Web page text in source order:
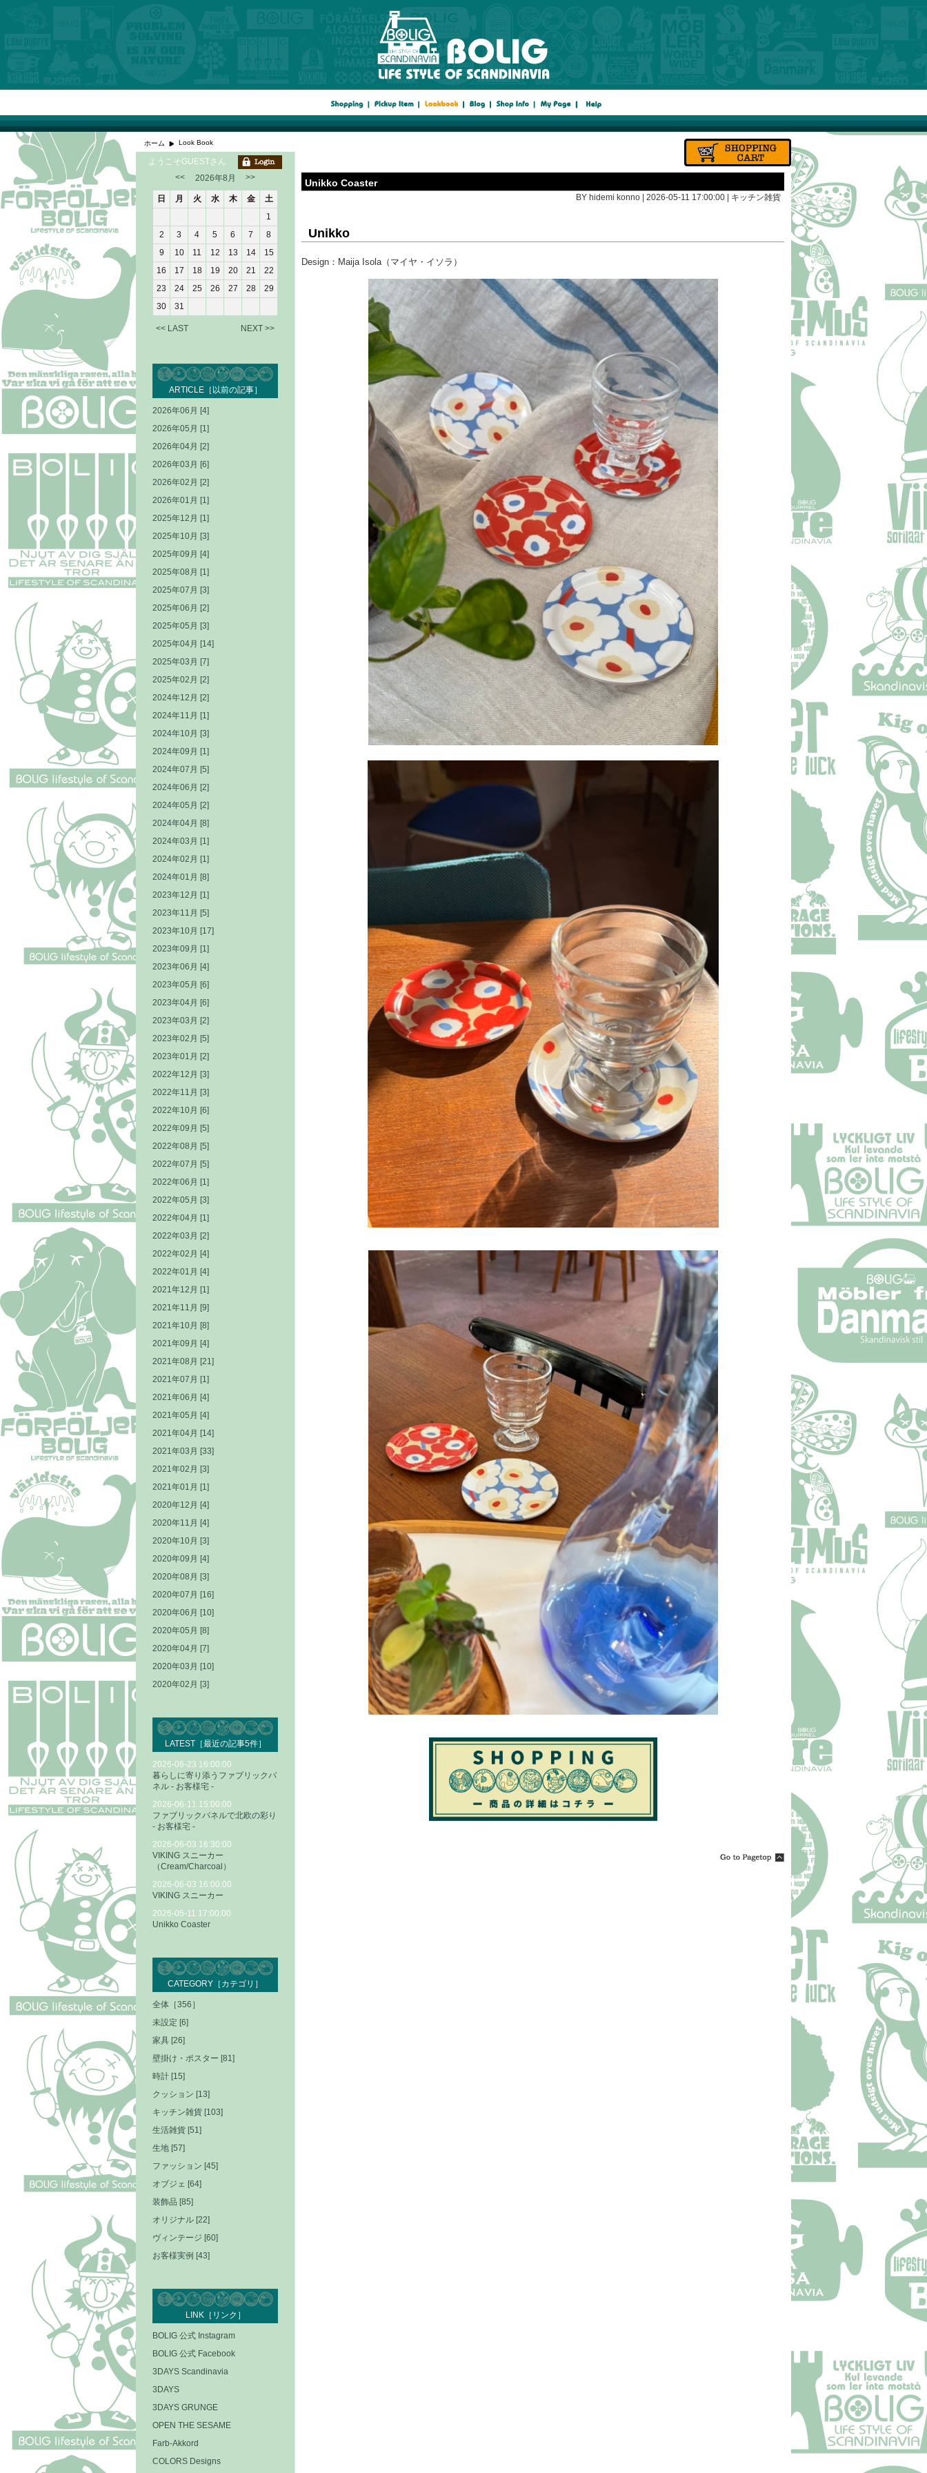
ホーム Look Book
Unikko Coaster
BY hidemi konno | 2026-05-11 17:00:00 | キッチン雑貨
Unikko
Design：Maija Isola（マイヤ・イソラ）
ようこそGUESTさん
<<
2026年8月 >>
日 月 火 水 木 金
土
1
2
3 4 5 6 7
8
9
10 11 12 13 14
15
16
17 18 19 20 21
22
23
24 25 26 27 28
29
30
31
<< LAST NEXT >>
ARTICLE［以前の記事］
2026年06月 [4]
2026年05月 [1]
2026年04月 [2]
2026年03月 [6]
2026年02月 [2]
2026年01月 [1]
2025年12月 [1]
2025年10月 [3]
2025年09月 [4]
2025年08月 [1]
2025年07月 [3]
2025年06月 [2]
2025年05月 [3]
2025年04月 [14]
2025年03月 [7]
2025年02月 [2]
2024年12月 [2]
2024年11月 [1]
2024年10月 [3]
2024年09月 [1]
2024年07月 [5]
2024年06月 [2]
2024年05月 [2]
2024年04月 [8]
2024年03月 [1]
2024年02月 [1]
2024年01月 [8]
2023年12月 [1]
2023年11月 [5]
2023年10月 [17]
2023年09月 [1]
2023年06月 [4]
2023年05月 [6]
2023年04月 [6]
2023年03月 [2]
2023年02月 [5]
2023年01月 [2]
2022年12月 [3]
2022年11月 [3]
2022年10月 [6]
2022年09月 [5]
2022年08月 [5]
2022年07月 [5]
2022年06月 [1]
2022年05月 [3]
2022年04月 [1]
2022年03月 [2]
2022年02月 [4]
2022年01月 [4]
2021年12月 [1]
2021年11月 [9]
2021年10月 [8]
2021年09月 [4]
2021年08月 [21]
2021年07月 [1]
2021年06月 [4]
2021年05月 [4]
2021年04月 [14]
2021年03月 [33]
2021年02月 [3]
2021年01月 [1]
2020年12月 [4]
2020年11月 [4]
2020年10月 [3]
2020年09月 [4]
2020年08月 [3]
2020年07月 [16]
2020年06月 [10]
2020年05月 [8]
2020年04月 [7]
2020年03月 [10]
2020年02月 [3]
LATEST［最近の記事5件］
2026-06-23 16:00:00
暮らしに寄り添うファブリックパ
ネル - お客様宅 -
2026-06-11 15:00:00
ファブリックパネルで北欧の彩り
- お客様宅 -
2026-06-03 16:30:00
VIKING スニーカー
（Cream/Charcoal）
2026-06-03 16:00:00
VIKING スニーカー
2026-05-11 17:00:00
Unikko Coaster
CATEGORY［カテゴリ］
全体［356］
未設定 [6]
家具 [26]
壁掛け・ポスター [81]
時計 [15]
クッション [13]
キッチン雑貨 [103]
生活雑貨 [51]
生地 [57]
ファッション [45]
オブジェ [64]
装飾品 [85]
オリジナル [22]
ヴィンテージ [60]
お客様実例 [43]
LINK［リンク］
BOLIG 公式 Instagram
BOLIG 公式 Facebook
3DAYS Scandinavia
3DAYS
3DAYS GRUNGE
OPEN THE SESAME
Farb-Akkord
COLORS Designs